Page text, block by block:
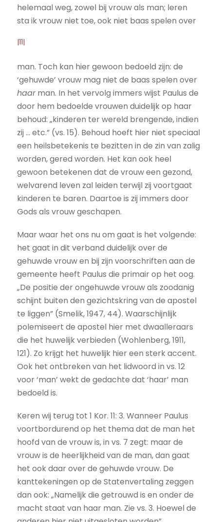
helemaal weg, zowel bij vrouw als man; leren
sta ik vrouw niet toe, ook niet baas spelen over
|11|
man. Toch kan hier gewoon bedoeld zijn: de
‘gehuwde’ vrouw mag niet de baas spelen over
haarman. In het vervolg immers wijst Paulus de
door hem bedoelde vrouwen duidelijk op haar
behoud: „kinderen ter wereld brengende, indien
zij ... etc.” (vs. 15). Behoud hoeft hier niet speciaal
een heilsbetekenis te bezitten in de zin van zalig
worden, gered worden. Het kan ook heel
gewoon betekenen dat de vrouw een gezond,
welvarend leven zal leiden terwijl zij voortgaat
kinderen te baren. Daartoe is zij immers door
Gods als vrouw geschapen.
Maar waar het ons nu om gaat is het volgende:
het gaat in dit verband duidelijk over de
gehuwde vrouw en bij zijn voorschriften aan de
gemeente heeft Paulus die primair op het oog.
„De positie der ongehuwde vrouw als zoodanig
schijnt buiten den gezichtskring van de apostel
te liggen” (Smelik, 1947, 44). Waarschijnlijk
polemiseert de apostel hier met dwaalleraars
die het huwelijk verbieden (Wohlenberg, 1911,
121). Zo krijgt het huwelijk hier een sterk accent.
Ook het ontbreken van het lidwoord in vs. 12
voor ‘man’ wekt de gedachte dat ‘haar’ man
bedoeld is.
Keren wij terug tot 1 Kor. 11: 3. Wanneer Paulus
voortbordurend op het thema dat de man het
hoofd van de vrouw is, in vs. 7 zegt: maar de
vrouw is de heerlijkheid van de man, dan gaat
het ook daar over de gehuwde vrouw. De
kanttekeningen op de Statenvertaling zeggen
dan ook: „Namelijk die getrouwd is en onder de
macht staat van haar man. Zie vs. 3. Hoewel de